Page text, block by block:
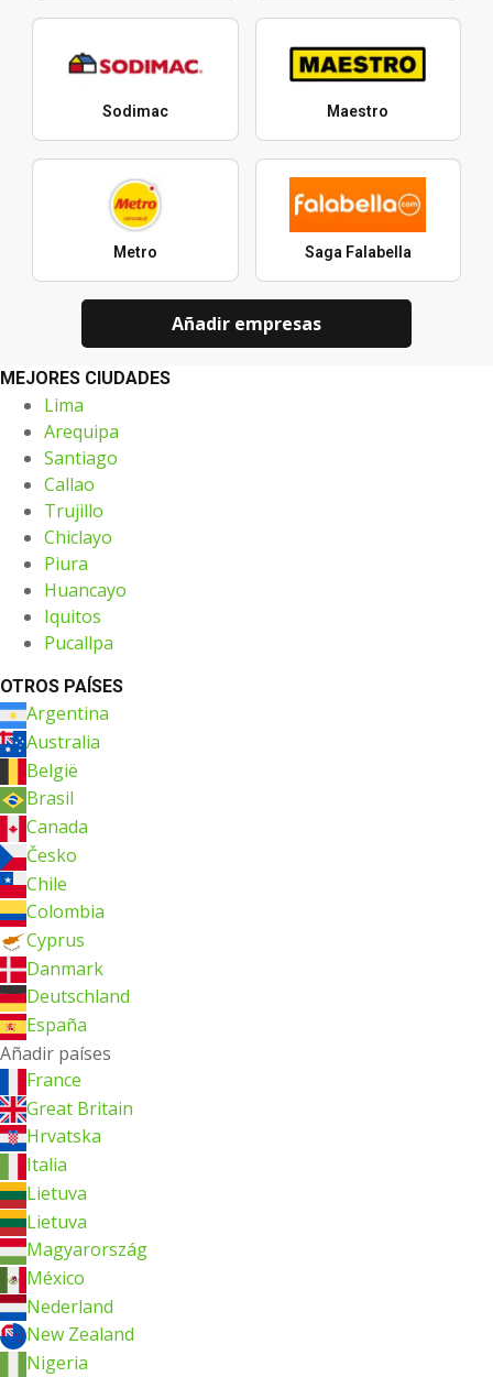
Sodimac Maestro
Metro Saga Falabella
Añadir empresas
MEJORES CIUDADES
Lima
Arequipa
Santiago
Callao
Trujillo
Chiclayo
Piura
Huancayo
Iquitos
Pucallpa
OTROS PAÍSES
Argentina
Australia
België
Brasil
Canada
Česko
Chile
Colombia
Cyprus
Danmark
Deutschland
España
Añadir países
France
Great Britain
Hrvatska
Italia
Lietuva
Lietuva
Magyarország
México
Nederland
New Zealand
Nigeria